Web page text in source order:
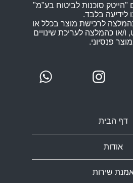
סוכנות לביטוח בע"מ"
לידיעה בלבד.
לרכישת מוצר בכלל או
ו/או כהמלצה לעריכת שינויים
פנסיוני.
דף הבית
אודות
שירות